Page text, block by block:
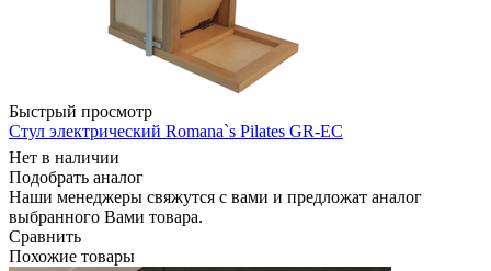
Быстрый просмотр
Стул электрический Romana`s Pilates GR-EC
Нет в наличии
Подобрать аналог
Наши менеджеры свяжутся с вами и предложат аналог
выбранного Вами товара.
Сравнить
Похожие товары